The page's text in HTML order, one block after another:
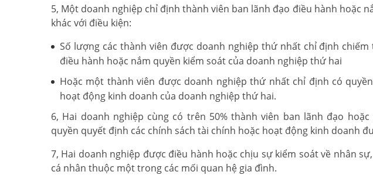
5, Một doanh nghiệp chỉ định thành viên ban lãnh đạo điều hành hoặc
khác với điều kiện:
Số lượng các thành viên được doanh nghiệp thứ nhất chỉ định
điều hành hoặc nắm quyền kiểm soát của doanh nghiệp thứ hai
Hoặc một thành viên được doanh nghiệp thứ nhất chỉ định có
hoạt động kinh doanh của doanh nghiệp thứ hai.
6, Hai doanh nghiệp cùng có trên 50% thành viên ban lãnh đạo
quyền quyết định các chính sách tài chính hoặc hoạt động kinh doanh
7, Hai doanh nghiệp được điều hành hoặc chịu sự kiểm soát về nhân
cá nhân thuộc một trong các mối quan hệ gia đình.